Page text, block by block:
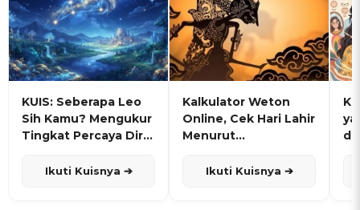
KUIS: Seberapa Leo
Sih Kamu? Mengukur
Tingkat Percaya Diri
Ikuti Kuisnya ➔
Kalkulator Weton
Online, Cek Hari Lahir
Menurut
Ikuti Kuisnya ➔